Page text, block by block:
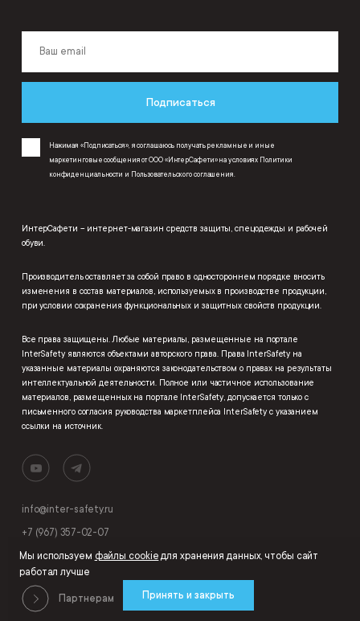
Подписаться
Нажимая «Подписаться», я соглашаюсь получать рекламные и иные
маркетинговые сообщения от ООО «ИнтерСафети» на условиях Политики
конфиденциальности и Пользовательского соглашения.
ИнтерСафети – интернет-магазин средств защиты, спецодежды и рабочей
обуви.
Производитель оставляет за собой право в одностороннем порядке вносить
изменения в состав материалов, используемых в производстве продукции,
при условии сохранения функциональных и защитных свойств продукции.
Все права защищены. Любые материалы, размещенные на портале
InterSafety являются объектами авторского права. Права InterSafety на
указанные материалы охраняются законодательством о правах на результаты
интеллектуальной деятельности. Полное или частичное использование
материалов, размещенных на портале InterSafety, допускается только с
письменного согласия руководства маркетплейса InterSafety с указанием
ссылки на источник.
info@inter-safety.ru
+7 (967) 357-02-07
Партнерам
Мы используем файлы cookieдля хранения данных, чтобы сайт
работал лучше
Принять и закрыть